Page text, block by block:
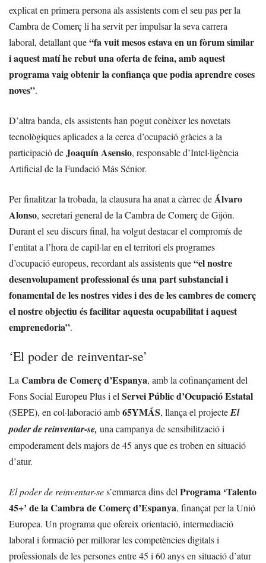
explicat en primera persona als assistents com el seu pas per la
Cambra de Comerç li ha servit per impulsar la seva carrera
laboral, detallant que“fa vuit mesos estava en un fòrum similar
i aquest matí he rebut una oferta de feina, amb aquest
programa vaig obtenir la confiança que podia aprendre coses
noves”.
D’altra banda, els assistents han pogut conèixer les novetats
tecnològiques aplicades a la cerca d’ocupació gràcies a la
participació deJoaquín Asensio, responsable d’Intel·ligència
Artificial de la Fundació Más Sénior.
Per finalitzar la trobada, la clausura ha anat a càrrec de Álvaro
Alonso, secretari general de la Cambra de Comerç de Gijón.
Durant el seu discurs final, ha volgut destacar el compromís de
l’entitat a l’hora de capil·lar en el territori els programes
d’ocupació europeus, recordant als assistents que“el nostre
desenvolupament professional és una part substancial i
fonamental de les nostres vides i des de les cambres de comerç
el nostre objectiu és facilitar aquesta ocupabilitat i aquest
emprenedoria”.
‘El poder de reinventar-se’
La Cambra de Comerç d’Espanya, amb la cofinançament del
Fons Social Europeu Plus i el Servei Públic d’Ocupació Estatal
(SEPE), en col·laboració amb65YMÁS, llança el projecteEl
poder de reinventar-se, una campanya de sensibilització i
empoderament dels majors de 45 anys que es troben en situació
d’atur.
El poder de reinventar-ses’emmarca dins del Programa ‘Talento
45+’ de la Cambra de Comerç d’Espanya, finançat per la Unió
Europea. Un programa que ofereix orientació, intermediació
laboral i formació per millorar les competències digitals i
professionals de les persones entre 45 i 60 anys en situació d’atur